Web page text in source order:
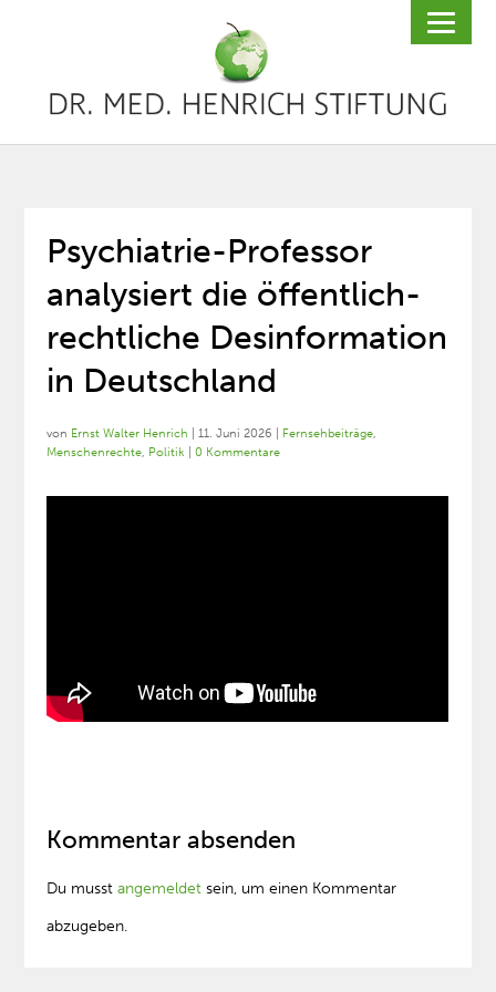
Psychiatrie-Professor
analysiert die öffentlich-
rechtliche Desinformation
in Deutschland
von Ernst Walter Henrich |11. Juni 2026 Fernsehbeiträge,
Menschenrechte, Politik |0 Kommentare
Kommentar absenden
Du musstangemeldet sein, um einen Kommentar
abzugeben.